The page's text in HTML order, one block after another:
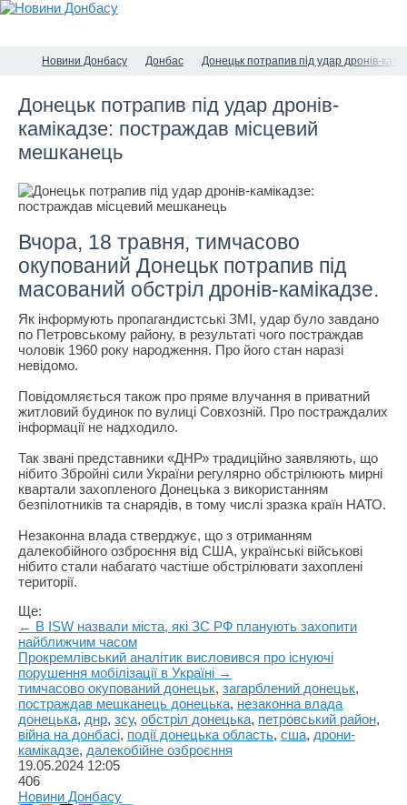
Новини Донбасу Донбас Донецьк потрапив під удар дронів-
Донецьк потрапив під удар дронів-
камікадзе: постраждав місцевий
мешканець
Вчора, 18 травня, тимчасово
окупований Донецьк потрапив під
масований обстріл дронів-камікадзе.
Як інформують пропагандистські ЗМІ, удар було завдано
по Петровському району, в результаті чого постраждав
чоловік 1960 року народження. Про його стан наразі
невідомо.
Повідомляється також про пряме влучання в приватний
житловий будинок по вулиці Совхозній. Про постраждалих
інформації не надходило.
Так звані представники «ДНР» традиційно заявляють, що
нібито Збройні сили України регулярно обстрілюють мирні
квартали захопленого Донецька з використанням
безпілотників та снарядів, в тому числі зразка країн НАТО.
Незаконна влада стверджує, що з отриманням
далекобійного озброєння від США, українські військові
нібито стали набагато частіше обстрілювати захоплені
території.
Ще:
← В ISW назвали міста, які ЗС РФ планують захопити
найближчим часом
Прокремлівський аналітик висловився про існуючі
порушення мобілізації в Україні →
тимчасово окупований донецьк, загарблений донецьк,
постраждав мешканець донецька, незаконна влада
донецька, днр, зсу, обстріл донецька, петровський район,
війна на донбасі, події донецька область, сша, дрони-
камікадзе, далекобійне озброєння
19.05.2024 12:05
406
Новини Донбасу